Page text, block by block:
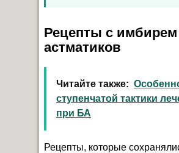
Рецепты с
астматиков
Читайте также:
ступенчатой тактики
при БА
Рецепты, которые